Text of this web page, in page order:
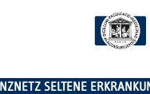
SELTENE